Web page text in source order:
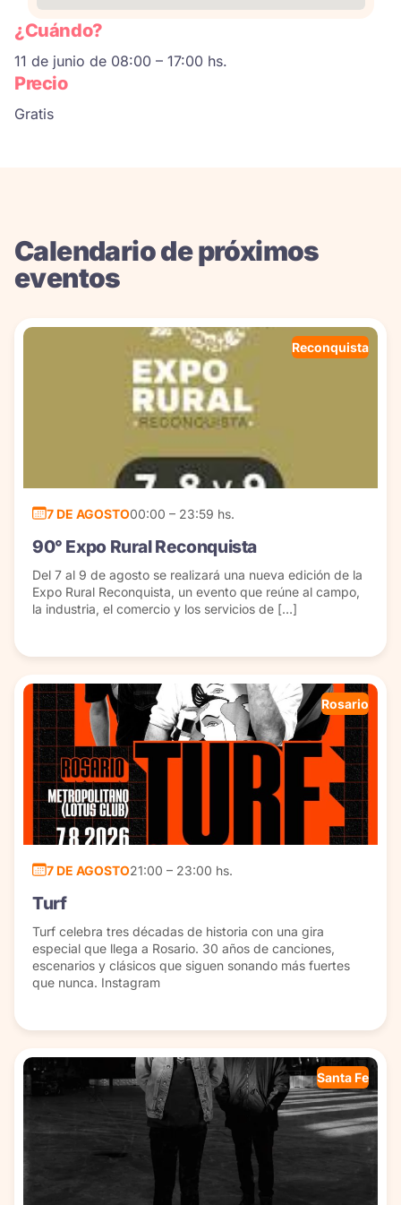
¿Cuándo?
11 de junio de 08:00 – 17:00 hs.
Precio
Gratis
Calendario de próximos
eventos
Reconquista
7 DE AGOSTO00:00 – 23:59 hs.
90° Expo Rural Reconquista
Del 7 al 9 de agosto se realizará una nueva edición de la
Expo Rural Reconquista, un evento que reúne al campo,
la industria, el comercio y los servicios de […]
Rosario
7 DE AGOSTO21:00 – 23:00 hs.
Turf
Turf celebra tres décadas de historia con una gira
especial que llega a Rosario. 30 años de canciones,
escenarios y clásicos que siguen sonando más fuertes
que nunca. Instagram
Santa Fe